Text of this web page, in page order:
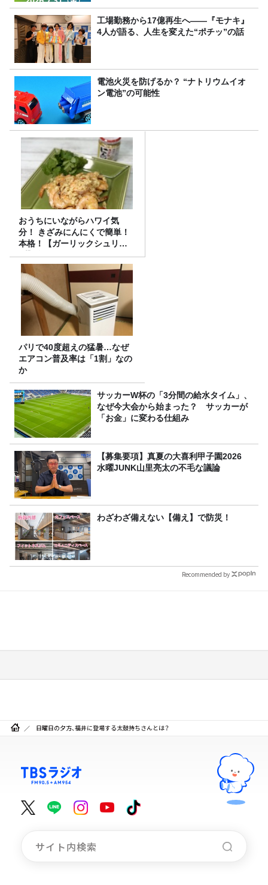
工場勤務から17億再生へ——『モナキ』
4人が語る、人生を変えた“ポチッ”の話
電池火災を防げるか？ “ナトリウムイオ
ン電池”の可能性
おうちにいながらハワイ気
分！ きざみにんにくで簡単！
本格！【ガーリックシュリン
プ】 桃屋のかんたんレシピ
パリで40度超えの猛暑…なぜ
エアコン普及率は「1割」なの
か
サッカーW杯の「3分間の給水タイム」、
なぜ今大会から始まった？ サッカーが
「お金」に変わる仕組み
【募集要項】真夏の大喜利甲子園2026
水曜JUNK山里亮太の不毛な議論
わざわざ備えない【備え】で防災！
Recommended by
日曜日の夕方、福井に登場する太鼓持ちさんとは？